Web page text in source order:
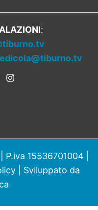
:
edicola@tiburno.tv
15536701004 |
| Sviluppato da